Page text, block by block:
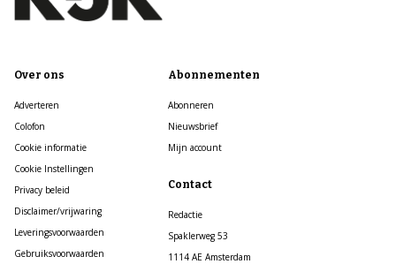
Over ons
Adverteren
Colofon
Cookie informatie
Cookie Instellingen
Privacy beleid
Disclaimer/vrijwaring
Leveringsvoorwaarden
Gebruiksvoorwaarden
Abonnementen
Abonneren
Nieuwsbrief
Mijn account
Contact
Redactie
Spaklerweg 53
1114 AE Amsterdam